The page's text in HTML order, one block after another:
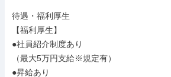
待遇・福利厚生
【福利厚生】
●社員紹介制度あり
（最大5万円支給※規定有）
●昇給あり